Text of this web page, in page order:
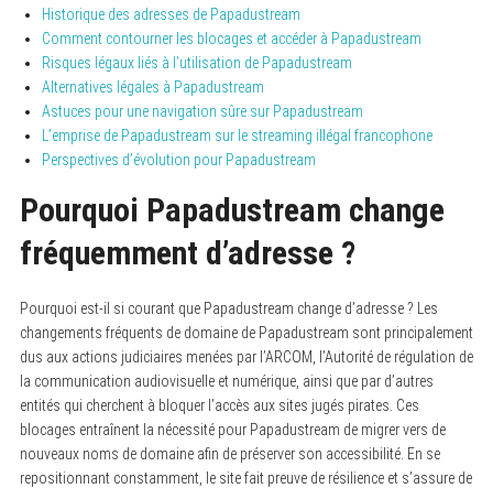
Historique des adresses de Papadustream
Comment contourner les blocages et accéder à Papadustream
Risques légaux liés à l’utilisation de Papadustream
Alternatives légales à Papadustream
Astuces pour une navigation sûre sur Papadustream
L’emprise de Papadustream sur le streaming illégal francophone
Perspectives d’évolution pour Papadustream
Pourquoi Papadustream change
fréquemment d’adresse ?
Pourquoi est-il si courant que Papadustream change d’adresse ? Les
changements fréquents de domaine de Papadustream sont principalement
dus aux actions judiciaires menées par l’ARCOM, l’Autorité de régulation de
la communication audiovisuelle et numérique, ainsi que par d’autres
entités qui cherchent à bloquer l’accès aux sites jugés pirates. Ces
blocages entraînent la nécessité pour Papadustream de migrer vers de
nouveaux noms de domaine afin de préserver son accessibilité. En se
repositionnant constamment, le site fait preuve de résilience et s’assure de